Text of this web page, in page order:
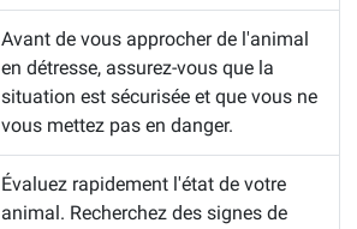
Avant de vous approcher de l'animal
en détresse, assurez-vous que la
situation est sécurisée et que vous ne
vous mettez pas en danger.
Évaluez rapidement l'état de votre
animal. Recherchez des signes de